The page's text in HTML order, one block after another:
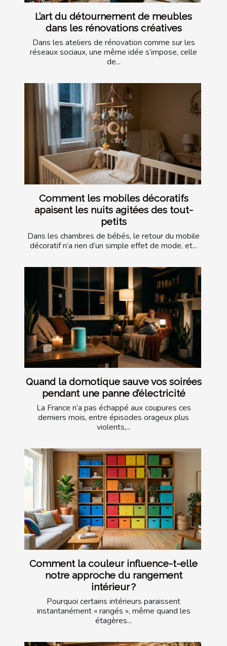
L’art du détournement de meubles
dans les rénovations créatives
Dans les ateliers de rénovation comme sur les
réseaux sociaux, une même idée s’impose, celle
de...
Comment les mobiles décoratifs
apaisent les nuits agitées des tout-
petits
Dans les chambres de bébés, le retour du mobile
décoratif n’a rien d’un simple effet de mode, et...
Quand la domotique sauve vos soirées
pendant une panne d’électricité
La France n’a pas échappé aux coupures ces
derniers mois, entre épisodes orageux plus
violents,...
Comment la couleur influence-t-elle
notre approche du rangement
intérieur ?
Pourquoi certains intérieurs paraissent
instantanément « rangés », même quand les
étagères...